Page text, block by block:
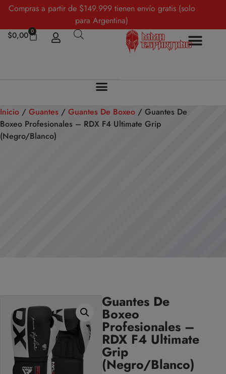
Compras a partir de $149.999 tienen envío gratis (solo
para Argentina)
$0,00 0
Inicio / Guantes / Guantes De Boxeo / Guantes De
Boxeo Profesionales – RDX F4 Ultimate Grip
(Negro/Blanco)
Guantes De
Boxeo
Profesionales –
RDX F4 Ultimate
Grip
(Negro/Blanco)